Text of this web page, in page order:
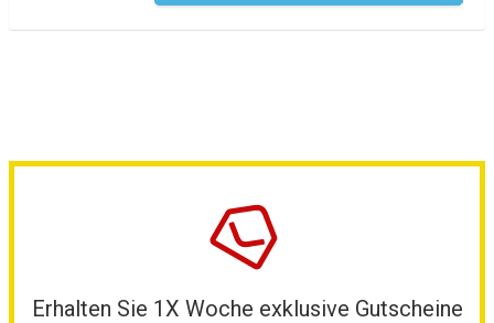
Erhalten Sie 1X Woche exklusive Gutscheine